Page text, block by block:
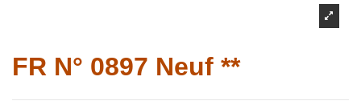
FR N° 0897 Neuf **